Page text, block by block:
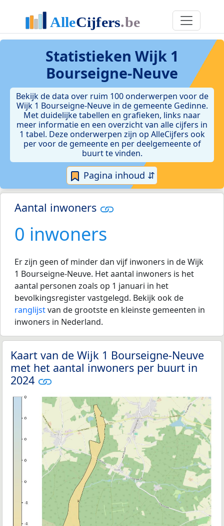
Statistieken Wijk 1
Bourseigne-Neuve
Bekijk de data over ruim 100 onderwerpen voor de
Wijk 1 Bourseigne-Neuve in de gemeente Gedinne.
Met duidelijke tabellen en grafieken, links naar
meer informatie en een overzicht van alle cijfers in
1 tabel. Deze onderwerpen zijn op AlleCijfers ook
per voor de gemeente en per deelgemeente of
buurt te vinden.
Pagina inhoud ⇵
Aantal inwoners
0 inwoners
Er zijn geen of minder dan vijf inwoners in de Wijk
1 Bourseigne-Neuve. Het aantal inwoners is het
aantal personen zoals op 1 januari in het
bevolkingsregister vastgelegd. Bekijk ook de
ranglijstvan de grootste en kleinste gemeenten in
inwoners in Nederland.
Kaart van de Wijk 1 Bourseigne-Neuve
met het aantal inwoners per buurt in
2024